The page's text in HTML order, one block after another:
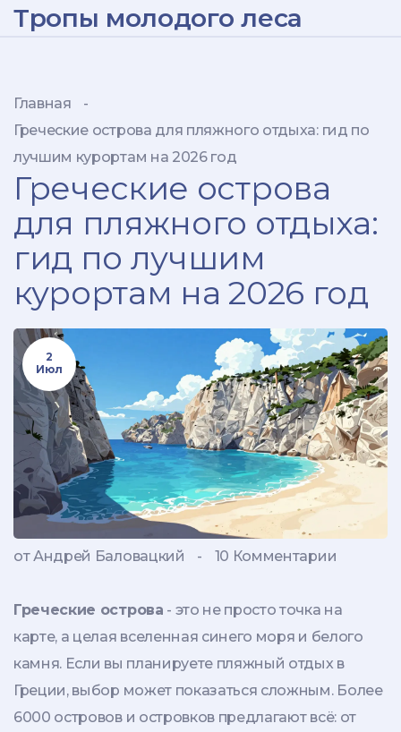
Тропы молодого леса
Главная
-
Греческие острова для пляжного отдыха: гид по
лучшим курортам на 2026 год
Греческие острова
для пляжного отдыха:
гид по лучшим
курортам на 2026 год
2
Июл
от Андрей Баловацкий - 10 Комментарии
Греческие острова - это не просто точка на
карте, а целая вселенная синего моря и белого
камня. Если вы планируете пляжный отдых в
Греции, выбор может показаться сложным. Более
6000 островов и островков предлагают всё: от